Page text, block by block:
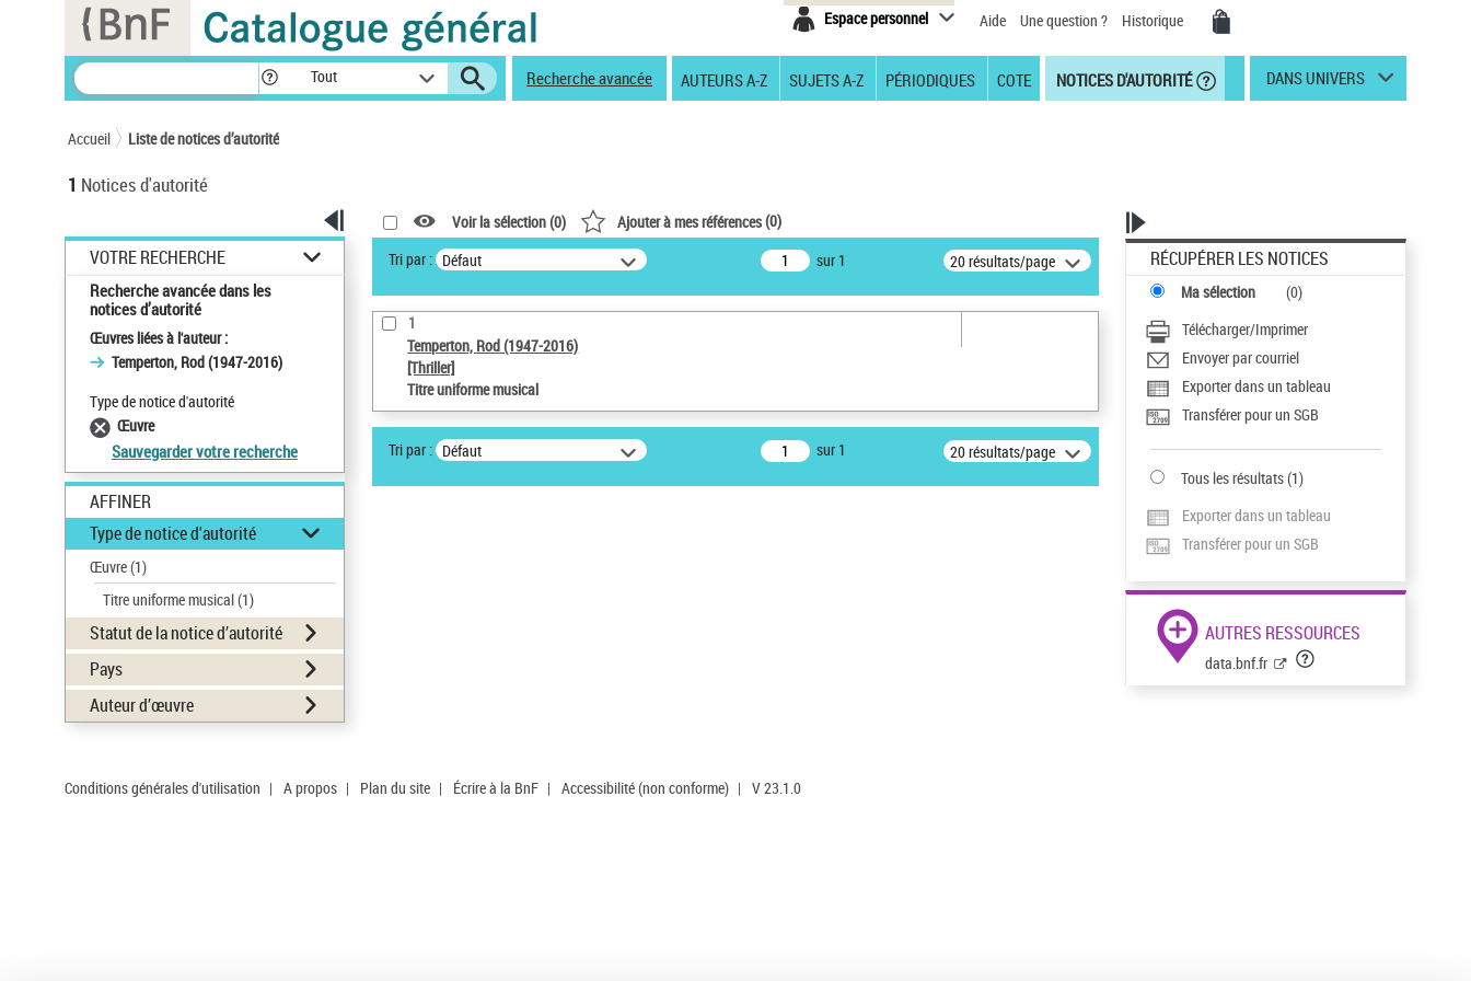
Espace personnel Aide Une question ? Historique
Tout Recherche avancée AUTEURS A-Z SUJETS A-Z PÉRIODIQUES COTE NOTICES D'AUTORITÉ DANS UNIVERS
Accueil Liste de notices d’autorité
1 Notices d'autorité
VOTRE RECHERCHE
Recherche avancée dans les
notices d’autorité
Œuvres liées à l'auteur :
Temperton, Rod (1947-2016)
Type de notice d'autorité
Œuvre
Sauvegarder votre recherche
AFFINER
Type de notice d'autorité
Œuvre(1)
Titre uniforme musical(1)
Statut de la notice d’autorité
Pays
Auteur d’œuvre
Voir la sélection (0) Ajouter à mes références(0)
Tri par : Défaut sur 1 20 résultats/page
1
Temperton, Rod (1947-2016)
[Thriller]
Titre uniforme musical
Tri par : Défaut sur 1 20 résultats/page
RÉCUPÉRER LES NOTICES
Ma sélection (0)
Télécharger/Imprimer
Envoyer par courriel
Exporter dans un tableau
Transférer pour un SGB
Tous les résultats(1)
Exporter dans un tableau
Transférer pour un SGB
AUTRES RESSOURCES
data.bnf.fr
Conditions générales d'utilisation | A propos | Plan du site | Écrire à la BnF | Accessibilité (non conforme) | V 23.1.0
Panneau de gestion des cookies